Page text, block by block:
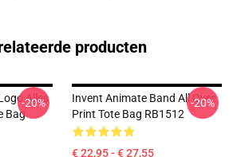
producten
Alles
Bag
-20%
Invent Animate Band All Over
Print Tote Bag RB1512
€ 22,95 - € 27,55
-20%